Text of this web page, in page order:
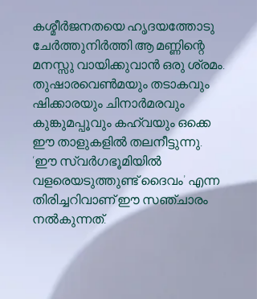
കശ്മീര്‍ജനതയെ ഹൃദയത്തോടു
ചേര്‍ത്തുനിര്‍ത്തി ആ മണ്ണിന്റെ
മനസ്സു വായിക്കുവാന്‍ ഒരു ശ്രമം.
തുഷാരവെണ്‍മയും തടാകവും
ഷിക്കാരയും ചിനാര്‍മരവും
കുങ്കുമപ്പൂവും കഹ്വയും ഒക്കെ
ഈ താളുകളില്‍ തലനീട്ടുന്നു.
‘ഈ സ്വര്‍ഗഭൂമിയില്‍
വളരെയടുത്തുണ്ട് ദൈവം’ എന്ന
തിരിച്ചറിവാണ് ഈ സഞ്ചാരം
നല്‍കുന്നത്.